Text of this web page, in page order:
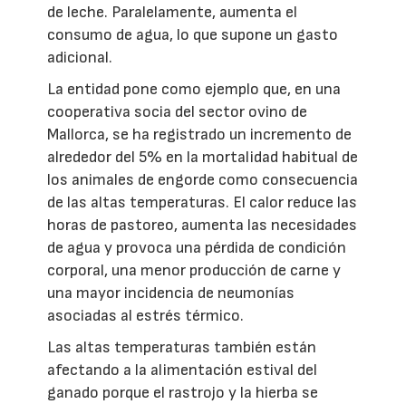
de leche. Paralelamente, aumenta el
consumo de agua, lo que supone un gasto
adicional.
La entidad pone como ejemplo que, en una
cooperativa socia del sector ovino de
Mallorca, se ha registrado un incremento de
alrededor del 5% en la mortalidad habitual de
los animales de engorde como consecuencia
de las altas temperaturas. El calor reduce las
horas de pastoreo, aumenta las necesidades
de agua y provoca una pérdida de condición
corporal, una menor producción de carne y
una mayor incidencia de neumonías
asociadas al estrés térmico.
Las altas temperaturas también están
afectando a la alimentación estival del
ganado porque el rastrojo y la hierba se